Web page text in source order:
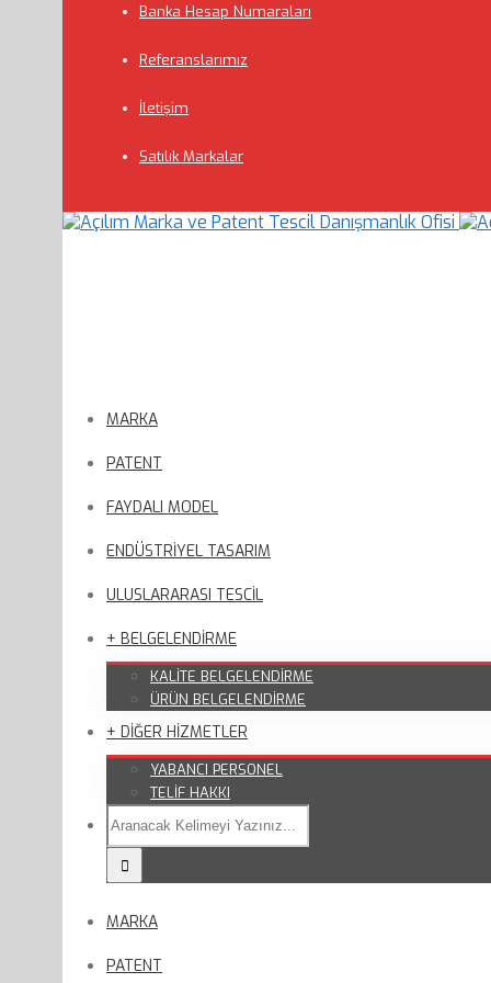
Banka Hesap Numaraları
Referanslarımız
İletişim
Satılık Markalar
MARKA
PATENT
FAYDALI MODEL
ENDÜSTRİYEL TASARIM
ULUSLARARASI TESCİL
+ BELGELENDİRME
KALİTE BELGELENDİRME
ÜRÜN BELGELENDİRME
+ DİĞER HİZMETLER
YABANCI PERSONEL
TELİF HAKKI
MARKA
PATENT